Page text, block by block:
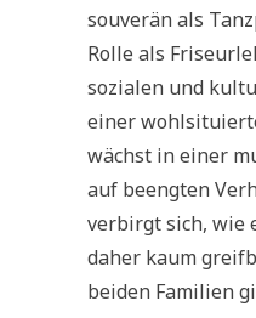
souverän als
Rolle als
sozialen und
einer
wächst in einer
auf beengten
verbirgt sich, wie
daher kaum
beiden Familien